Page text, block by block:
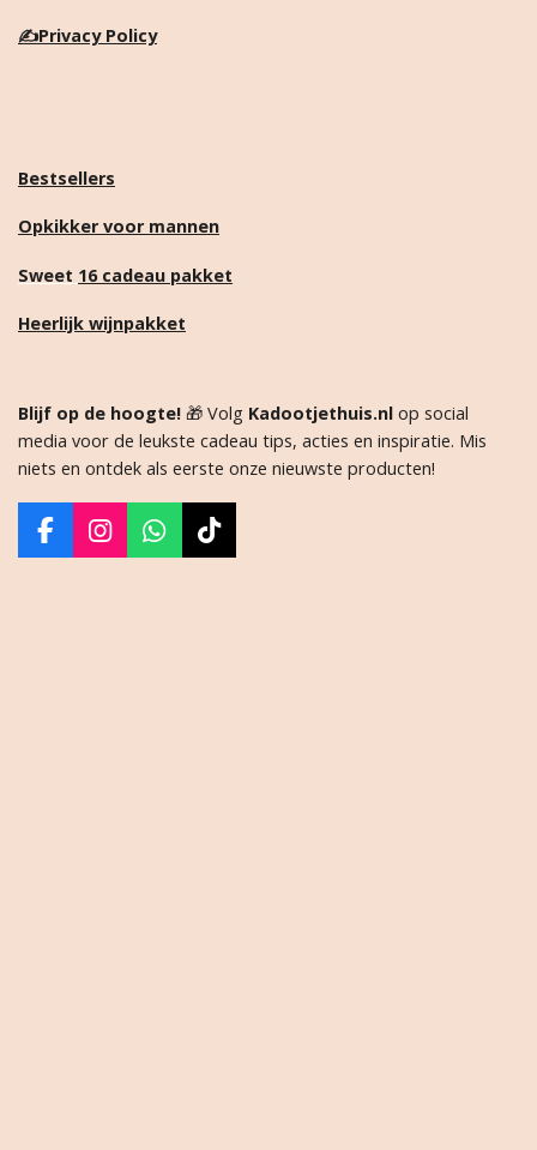
✍️Privacy Policy
Bestsellers
Opkikker voor mannen
Sweet 16 cadeau pakket
Heerlijk wijnpakket
Blijf op de hoogte! 🎁 Volg Kadootjethuis.nl op social
media voor de leukste cadeau tips, acties en inspiratie. Mis
niets en ontdek als eerste onze nieuwste producten!
F
a
I
n
W
h
T
i